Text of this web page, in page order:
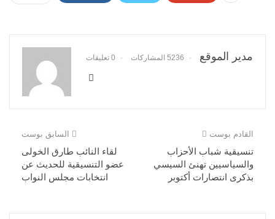
مدير الموقع 5236 المشاركات 0 تعليقات
السابق بوست
لقاء النائب طارق الخولى
عضو التنسيقية للحديث عن
انتخابات مجلس النواب
القادم بوست
تنسيقية شباب الأحزاب
والسياسيين تهنئ السيسي
بذكرى انتصارات أكتوبر